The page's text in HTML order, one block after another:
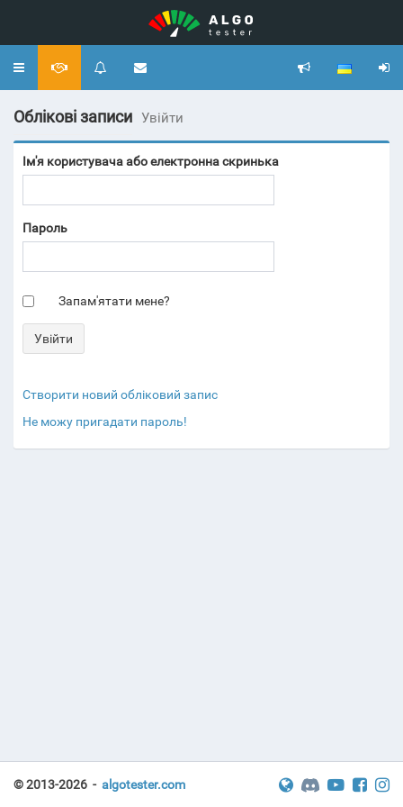
Toggle
Облікові записи Увійти
Ім'я користувача або електронна скринька
Пароль
Запам'ятати мене?
Створити новий обліковий запис
Не можу пригадати пароль!
© 2013-2026 - algotester.com